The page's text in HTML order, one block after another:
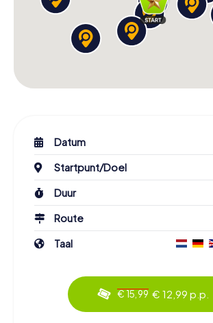
Datum
Startpunt/Doel
Duur
Route
Taal
€ 15,99 € 12,99 p.p.